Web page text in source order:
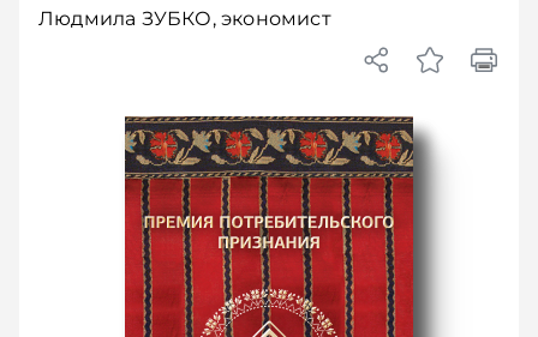
Людмила ЗУБКО, экономист